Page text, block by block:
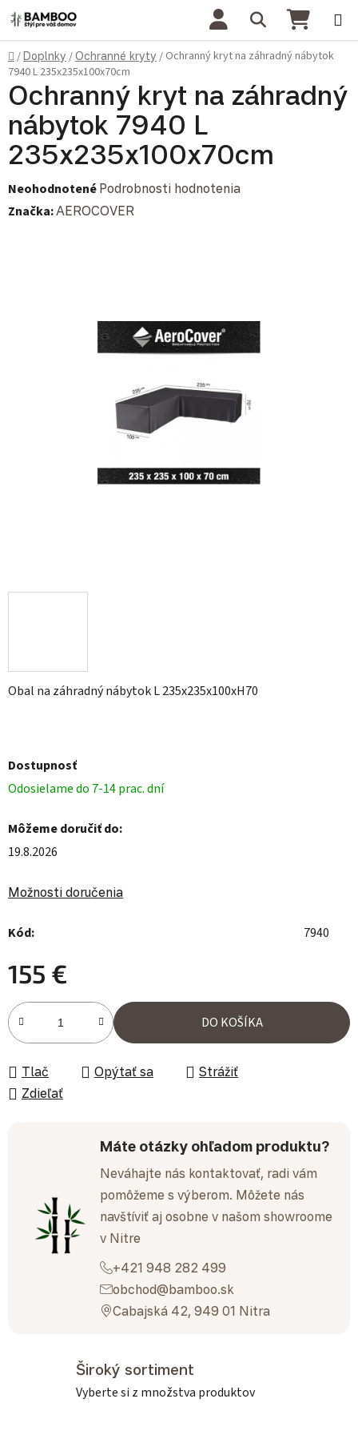
Prejsť na obsah Hľadať
Domov
/Doplnky /Ochranné kryty / Ochranný kryt na záhradný nábytok
7940 L 235x235x100x70cm
Obal na záhradný nábytok L 235x235x100xH70
Dostupnosť
Odosielame do 7-14 prac. dní
Môžeme doručiť do:
19.8.2026
Možnosti doručenia
Kód: 7940
155 €
Jednotková cena:
DO KOŠÍKA
Tlač Opýtať sa
Strážiť
Zdieľať
Máte otázky ohľadom produktu?
Neváhajte nás kontaktovať, radi vám
pomôžeme s výberom. Môžete nás
navštíviť aj osobne v našom showroome
v Nitre
+421 948 282 499
obchod@bamboo.sk
Cabajská 42, 949 01 Nitra
Ochranný kryt na záhradný
nábytok 7940 L
235x235x100x70cm
Priemerné hodnotenie produktu je 0,0 z 5 hviezdičiek.
Neohodnotené Podrobnosti hodnotenia
Značka:AEROCOVER
Široký sortiment
Vyberte si z množstva produktov